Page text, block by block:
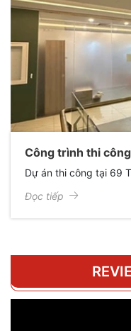
Công trình thi
Dự án thi công tại 69
Đọc tiếp